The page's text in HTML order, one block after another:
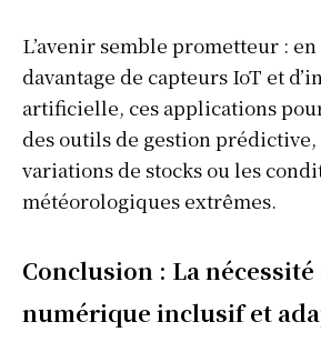
L’avenir semble prometteur :
davantage de capteurs IoT et
artificielle, ces applications
des outils de gestion
variations de stocks ou les
météorologiques extrêmes.
Conclusion : La nécessité
numérique inclusif et